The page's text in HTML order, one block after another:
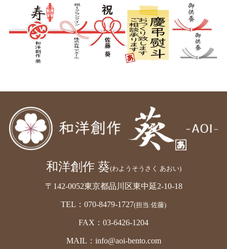
和洋創作 葵(わようそうさく あおい)
〒142-0052東京都品川区東中延2-10-18
TEL：070-8479-1727(担当:佐藤)
FAX：03-6426-1204
MAIL：info@aoi-bento.com